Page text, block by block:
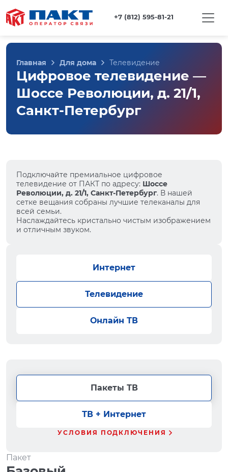
+7 (812) 595-81-21
Главная Для дома Телевидение
Цифровое телевидение —
Шоссе Революции, д. 21/1,
Санкт-Петербург
Подключайте премиальное цифровое
телевидение от ПАКТ по адресу: Шоссе
Революции, д. 21/1, Санкт-Петербург. В нашей
сетке вещания собраны лучшие телеканалы для
всей семьи.
Наслаждайтесь кристально чистым изображением
и отличным звуком.
Интернет
Телевидение
Онлайн ТВ
Пакеты ТВ
ТВ + Интернет
УСЛОВИЯ ПОДКЛЮЧЕНИЯ
Пакет